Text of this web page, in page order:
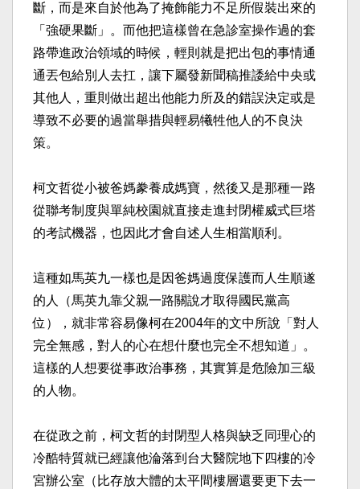
斷，而是來自於他為了掩飾能力不足所假裝出來的
「強硬果斷」。而他把這樣曾在急診室操作過的套
路帶進政治領域的時候，輕則就是把出包的事情通
通丟包給別人去扛，讓下屬發新聞稿推諉給中央或
其他人，重則做出超出他能力所及的錯誤決定或是
導致不必要的過當舉措與輕易犧牲他人的不良決
策。​
柯文哲從小被爸媽豢養成媽寶，然後又是那種一路
從聯考制度與單純校園就直接走進封閉權威式巨塔
的考試機器，也因此才會自述人生相當順利。​
這種如馬英九一樣也是因爸媽過度保護而人生順遂
的人（馬英九靠父親一路關說才取得國民黨高
位），就非常容易像柯在2004年的文中所說「對人
完全無感，對人的心在想什麼也完全不想知道」。
這樣的人想要從事政治事務，其實算是危險加三級
的人物。​
在從政之前，柯文哲的封閉型人格與缺乏同理心的
冷酷特質就已經讓他淪落到台大醫院地下四樓的冷
宮辦公室（比存放大體的太平間樓層還要更下去一